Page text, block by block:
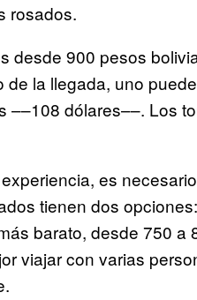
rosados.
desde 900 pesos
la llegada, uno
––108 dólares––. Los
es
tienen dos
barato, desde 750
viajar con varias